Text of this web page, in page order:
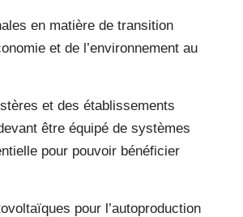
en matière de transition
et de l’environnement au
et des établissements
être équipé de systèmes
pour pouvoir bénéficier
pour l’autoproduction